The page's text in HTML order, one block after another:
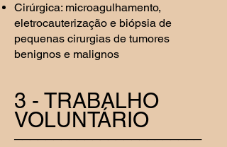
Cirúrgica: microagulhamento,
eletrocauterização e biópsia de
pequenas cirurgias de tumores
benignos e malignos
3 - TRABALHO
VOLUNTÁRIO
────────────────────────